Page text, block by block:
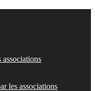
associations
les associations